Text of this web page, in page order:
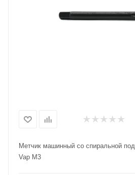
Метчик машинный со спиральной
Vap M3